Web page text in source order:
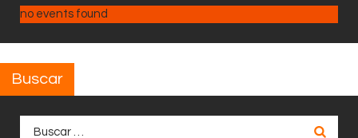
no events found
Buscar